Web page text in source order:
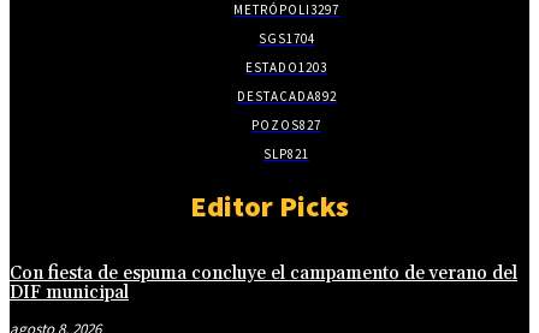
METRÓPOLI3297
SGS1704
ESTADO1203
DESTACADA892
POZOS827
SLP821
Editor Picks
Con fiesta de espuma concluye el campamento de verano del
DIF municipal